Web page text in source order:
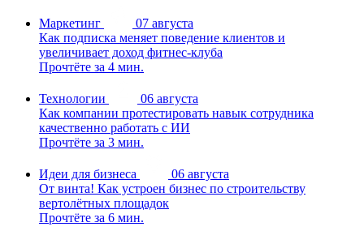
Маркетинг
07 августа
Как подписка меняет поведение клиентов и
увеличивает доход фитнес-клуба
Прочтёте за 4 мин.
Технологии
06 августа
Как компании протестировать навык сотрудника
качественно работать с ИИ
Прочтёте за 3 мин.
Идеи для бизнеса
06 августа
От винта! Как устроен бизнес по строительству
вертолётных площадок
Прочтёте за 6 мин.